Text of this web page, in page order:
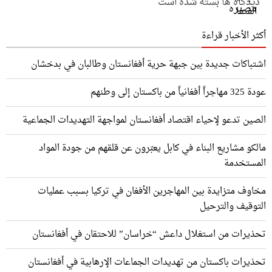
أكثر الأخبار قراءة
اشتباكات جديدة بين جبهة حرية أفغانستان وطالبان في بدخشان
عودة 325 مهاجراً أفغانياً من باكستان إلى وطنهم
الصين تدعو لإحياء اقتصاد أفغانستان لمواجهة التهديدات الجماعية
مالكو مشاريع البناء في كابل يعبّرون عن قلقهم من جودة المواد
المستخدمة
مخاوف متزايدة بين المهاجرين الأفغان في تركيا بسبب عمليات
التوقيف والترحيل
تحذيرات من استغلال داعش “خراسان” للاحتقان في أفغانستان
تحذيرات باكستان من تهديدات الجماعات الإرهابية في أفغانستان